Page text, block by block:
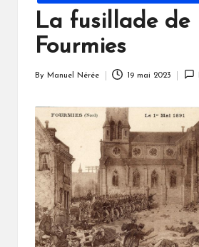
La fusillade de
Fourmies
Posted
By Manuel Nérée 19 mai 2023